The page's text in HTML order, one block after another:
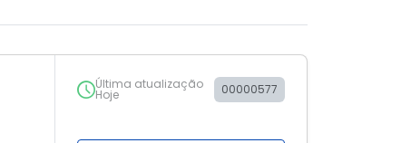
Última atualização
Hoje 00000577